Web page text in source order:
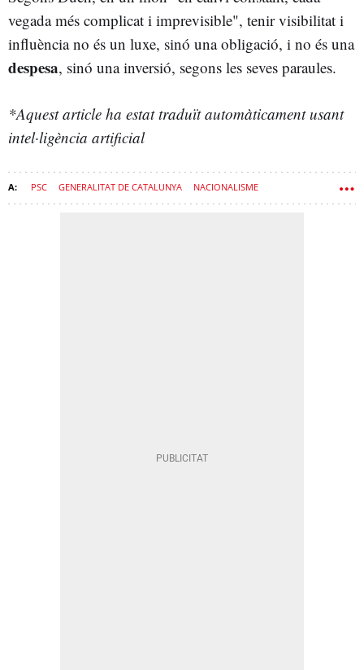
vegada més complicat i imprevisible", tenir visibilitat i
influència no és un luxe, sinó una obligació, i no és una
despesa, sinó una inversió, segons les seves paraules.
*Aquest article ha estat traduït automàticament usant
intel·ligència artificial
PSC GENERALITAT DE CATALUNYA NACIONALISME